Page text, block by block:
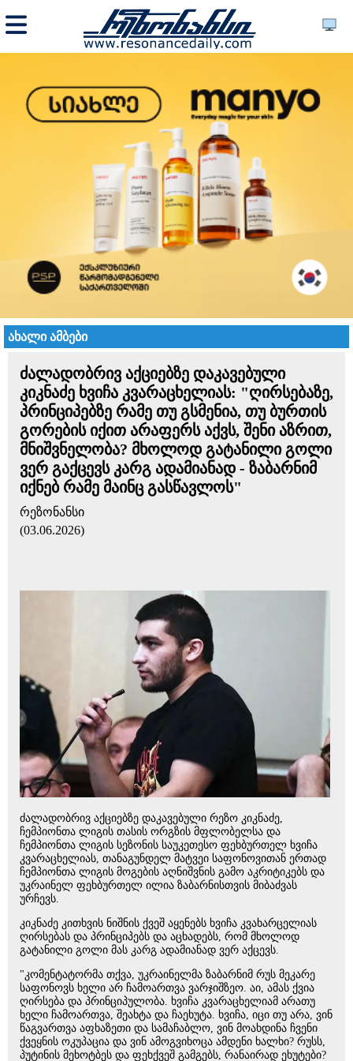
ახალი ამბები
ძალადობრივ აქციებზე დაკავებული
კიკნაძე ხვიჩა კვარაცხელიას: "ღირსებაზე,
პრინციპებზე რამე თუ გსმენია, თუ ბურთის
გორების იქით არაფერს აქვს, შენი აზრით,
მნიშვნელობა? მხოლოდ გატანილი გოლი
ვერ გაქცევს კარგ ადამიანად - ზაბარნიმ
იქნებ რამე მაინც გასწავლოს"
რეზონანსი
(03.06.2026)
ძალადობრივ აქციებზე დაკავებული რეზო კიკნაძე,
ჩემპიონთა ლიგის თასის ორგზის მფლობელსა და
ჩემპიონთა ლიგის სეზონის საუკეთესო ფეხბურთელ ხვიჩა
კვარაცხელიას, თანაგუნდელ მატვეი საფონოვითან ერთად
ჩემპიონთა ლიგის მოგების აღნიშვნის გამო აკრიტიკებს და
უკრაინელ ფეხბურთელ ილია ზაბარნისთვის მიბაძვას
ურჩევს.
კიკნაძე კითხვის ნიშნის ქვეშ აყენებს ხვიჩა კვახარცელიას
ღირსებას და პრინციპებს და აცხადებს, რომ მხოლოდ
გატანილი გოლი მას კარგ ადამიანად ვერ აქცევს.
"კომენტატორმა თქვა, უკრაინელმა ზაბარნიმ რუს მეკარე
საფონოვს ხელი არ ჩამოართვა ვარჯიშზეო. აი, ამას ქვია
ღირსება და პრინციპულობა. ხვიჩა კვარაცხელიამ არათუ
ხელი ჩამოართვა, შეახტა და ჩაეხუტა. ხვიჩა, იცი თუ არა, ვინ
წაგვართვა აფხაზეთი და სამაჩაბლო, ვინ მოახდინა ჩვენი
ქვეყნის ოკუპაცია და ვინ ამოგვიხოცა ამდენი ხალხი? რუსს,
პუტინის მეხოტბეს და ფეხქვეშ გამგებს, რანაირად ეხუტები?